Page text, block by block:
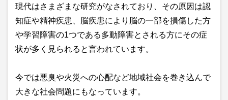
現代はさまざまな研究がなされており、その原因は認
知症や精神疾患、脳疾患により脳の一部を損傷した方
や学習障害の1つである多動障害とされる方にその症
状が多く見られると言われています。
今では悪臭や火災への心配など地域社会を巻き込んで
大きな社会問題にもなっています。